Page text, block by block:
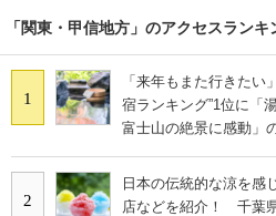
「関東・甲信地方」のアクセスランキ
1
「来年もまた行きた
宿ランキング”1位に「
富士山の絶景に感動」
2
日本の伝統的な涼を感
店などを紹介！ 千葉